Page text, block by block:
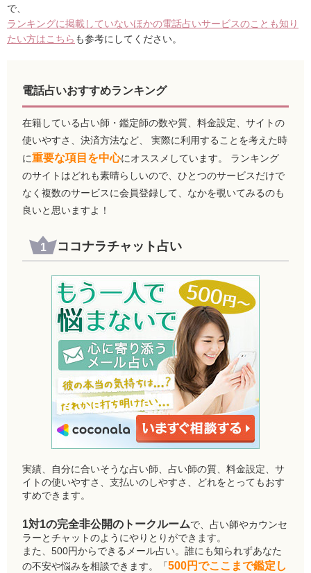
で、
ランキングに掲載していないほかの電話占いサービスのことも知り
たい方はこちら も参考にしてください。
電話占いおすすめランキング
在籍している占い師・鑑定師の数や質、料金設定、サイトの
使いやすさ、決済方法など、 実際に利用することを考えた時
に重要な項目を中心にオススメしています。 ランキング
のサイトはどれも素晴らしいので、ひとつのサービスだけで
なく複数のサービスに会員登録して、なかを覗いてみるのも
良いと思いますよ！
ココナラチャット占い
実績、自分に合いそうな占い師、占い師の質、料金設定、サ
イトの使いやすさ、支払いのしやすさ、どれをとってもおす
すめできます。
1対1の完全非公開のトークルームで、占い師やカウンセ
ラーとチャットのようにやりとりができます。
また、500円からできるメール占い。誰にも知られずあなた
の不安や悩みを相談できます。「500円でここまで鑑定し